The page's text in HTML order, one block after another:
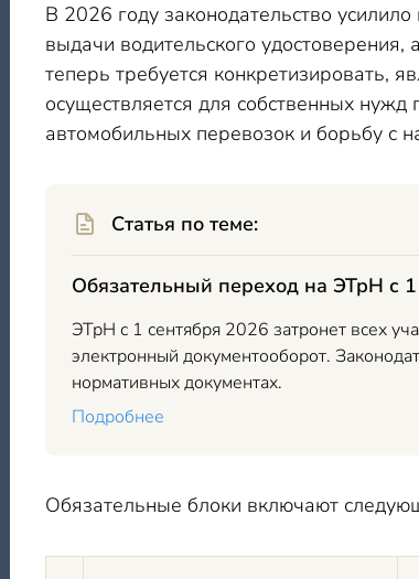
В 2026 году законодательство
выдачи водительского
теперь требуется конкретизировать,
осуществляется для собственных
автомобильных перевозок и борьбу с
Статья по теме:
Обязательный переход на ЭТрН с
ЭТрН с 1 сентября 2026 затронет всех
электронный документооборот.
нормативных документах.
Подробнее
Обязательные блоки включают